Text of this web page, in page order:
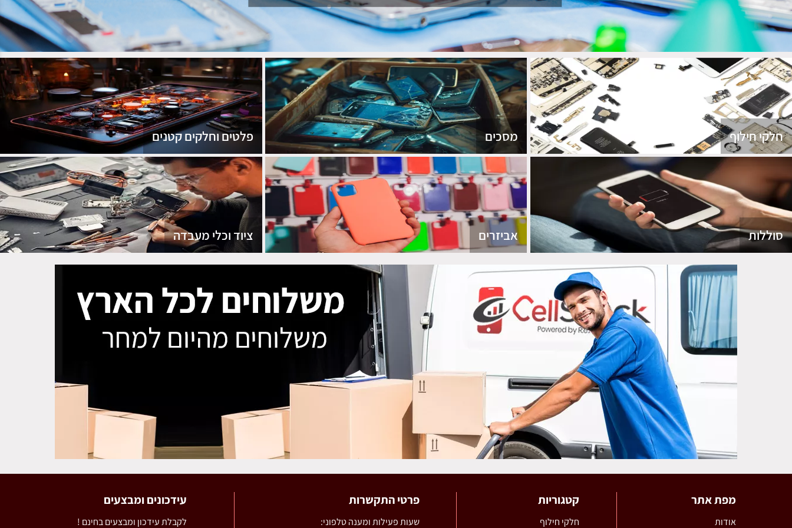
חלקי חילוף מסכים פלטים וחלקים קטנים
סוללות אביזרים ציוד וכלי מעבדה
מפת אתר
אודות
קטגוריות
חלקי חילוף
פרטי התקשרות
שעות פעילות ומענה טלפוני:
עידכונים ומבצעים
לקבלת עידכון ומבצעים בחינם !